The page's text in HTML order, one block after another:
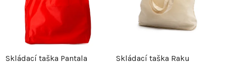
Skládací taška Pantala Skládací taška Raku